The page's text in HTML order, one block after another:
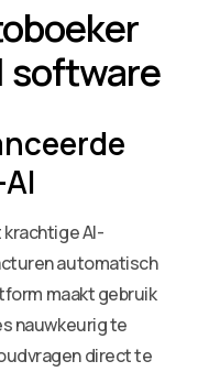
software
AI-
automatisch
maakt gebruik
nauwkeurig te
direct te